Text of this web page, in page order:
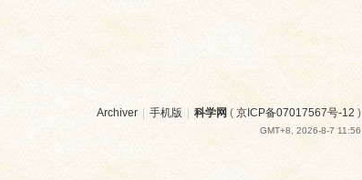
Archiver 手机版 科学网 ( 京ICP备07017567号-12 )
GMT+8, 2026-8-7 11:56